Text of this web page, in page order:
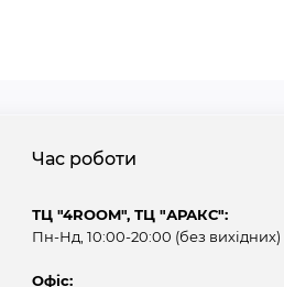
Час роботи
ТЦ "4ROOM", ТЦ "АРАКС":
Пн-Нд, 10:00-20:00 (без вихідних)
Офіс: